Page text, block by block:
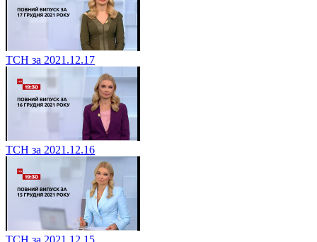
ТСН за 2021.12.17
ТСН за 2021.12.16
ТСН за 2021.12.15